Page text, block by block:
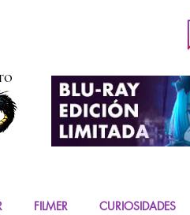
FILMER CURIOSIDADES